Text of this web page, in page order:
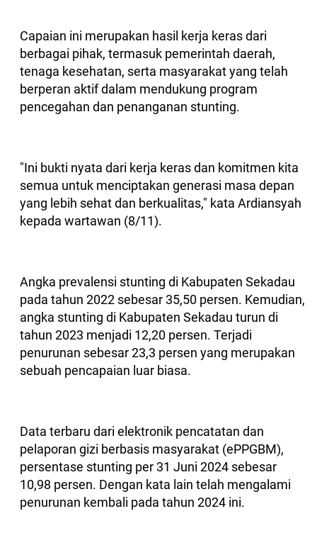
Capaian ini merupakan hasil kerja keras dari
berbagai pihak, termasuk pemerintah daerah,
tenaga kesehatan, serta masyarakat yang telah
berperan aktif dalam mendukung program
pencegahan dan penanganan stunting.
"Ini bukti nyata dari kerja keras dan komitmen kita
semua untuk menciptakan generasi masa depan
yang lebih sehat dan berkualitas," kata Ardiansyah
kepada wartawan (8/11).
Angka prevalensi stunting di Kabupaten Sekadau
pada tahun 2022 sebesar 35,50 persen. Kemudian,
angka stunting di Kabupaten Sekadau turun di
tahun 2023 menjadi 12,20 persen. Terjadi
penurunan sebesar 23,3 persen yang merupakan
sebuah pencapaian luar biasa.
Data terbaru dari elektronik pencatatan dan
pelaporan gizi berbasis masyarakat (ePPGBM),
persentase stunting per 31 Juni 2024 sebesar
10,98 persen. Dengan kata lain telah mengalami
penurunan kembali pada tahun 2024 ini.